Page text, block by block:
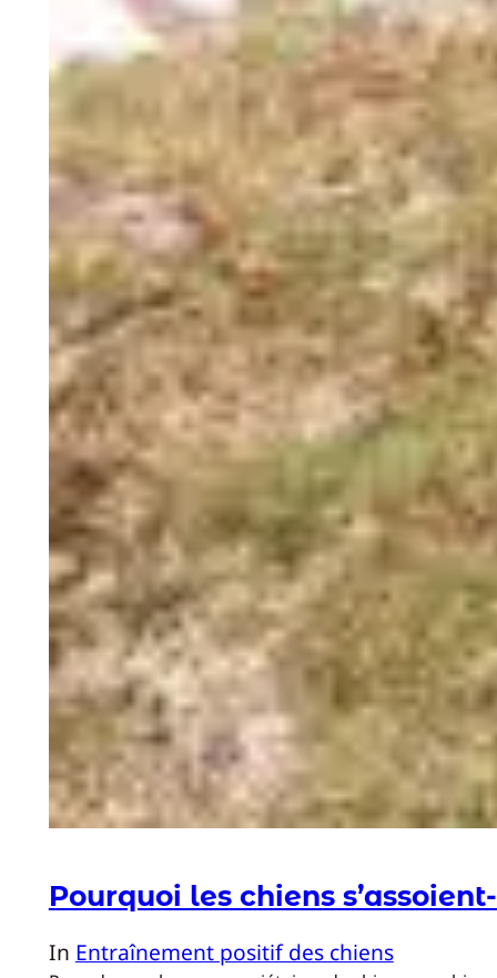
Pourquoi les chiens
In Entraînement positif des chiens